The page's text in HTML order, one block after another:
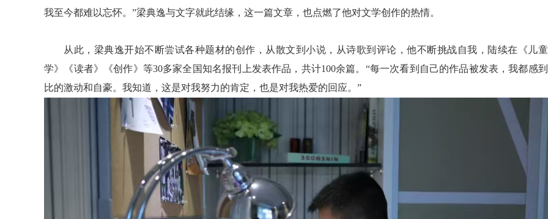
我至今都难以忘怀。”梁典逸与文字就此结缘，这一篇文章，也点燃了他对文学创作的热情。
从此，梁典逸开始不断尝试各种题材的创作，从散文到小说，从诗歌到评论，他不断挑战自我，陆续在《儿
学》《读者》《创作》等30多家全国知名报刊上发表作品，共计100余篇。“每一次看到自己的作品被发表，我都感
比的激动和自豪。我知道，这是对我努力的肯定，也是对我热爱的回应。”